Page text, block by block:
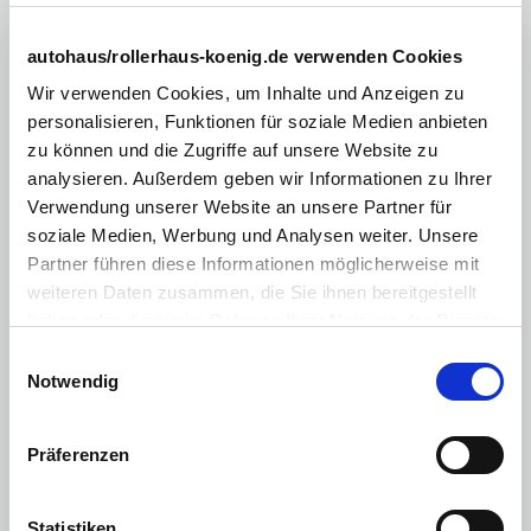
autohaus/rollerhaus-koenig.de verwenden Cookies
Wir verwenden Cookies, um Inhalte und Anzeigen zu
personalisieren, Funktionen für soziale Medien anbieten
zu können und die Zugriffe auf unsere Website zu
analysieren. Außerdem geben wir Informationen zu Ihrer
Verwendung unserer Website an unsere Partner für
soziale Medien, Werbung und Analysen weiter. Unsere
Partner führen diese Informationen möglicherweise mit
weiteren Daten zusammen, die Sie ihnen bereitgestellt
Cookies, wenn Sie unsere Webseite weiterhin nutzen.
Notwendig
Präferenzen
Außenspiegel elektr.
Multimediasystem
Zentralverriegelung mit Fernbedienung
Touchscreen
Android Auto
LM-Felgen